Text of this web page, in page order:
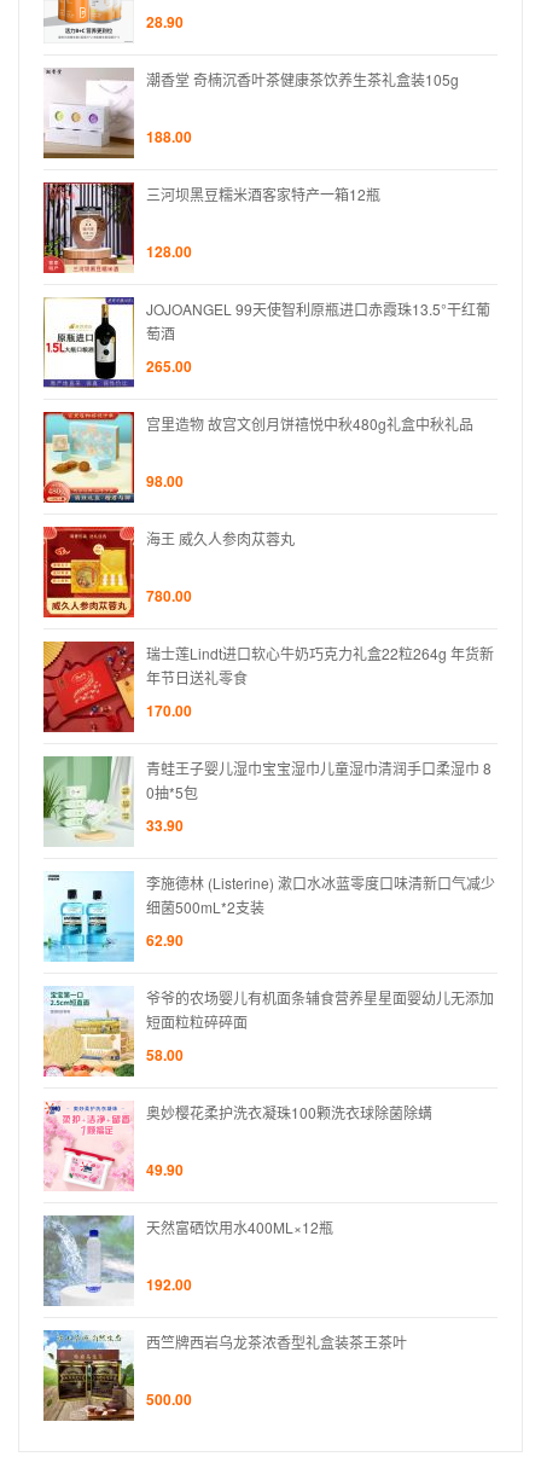
28.90
潮香堂 奇楠沉香叶茶健康茶饮养生茶礼盒装105g
188.00
三河坝黑豆糯米酒客家特产一箱12瓶
128.00
JOJOANGEL 99天使智利原瓶进口赤霞珠13.5°干红葡
萄酒
265.00
宫里造物 故宫文创月饼禧悦中秋480g礼盒中秋礼品
98.00
海王 威久人参肉苁蓉丸
780.00
瑞士莲Lindt进口软心牛奶巧克力礼盒22粒264g 年货新
年节日送礼零食
170.00
青蛙王子婴儿湿巾宝宝湿巾儿童湿巾清润手口柔湿巾 8
0抽*5包
33.90
李施德林 (Listerine) 漱口水冰蓝零度口味清新口气减少
细菌500mL*2支装
62.90
爷爷的农场婴儿有机面条辅食营养星星面婴幼儿无添加
短面粒粒碎碎面
58.00
奥妙樱花柔护洗衣凝珠100颗洗衣球除菌除螨
49.90
天然富硒饮用水400ML×12瓶
192.00
西竺牌西岩乌龙茶浓香型礼盒装茶王茶叶
500.00